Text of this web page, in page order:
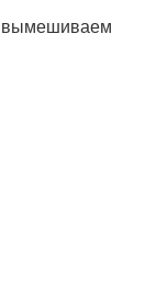
вымешиваем